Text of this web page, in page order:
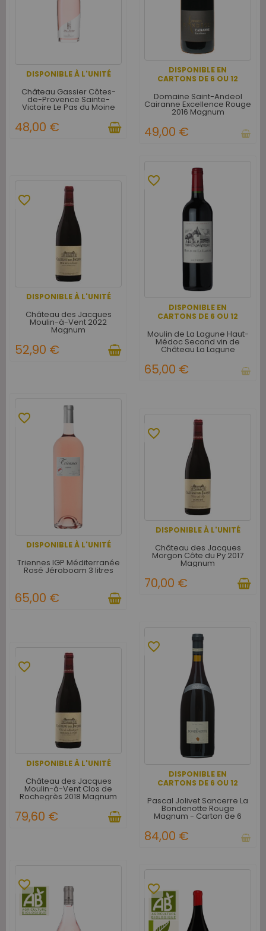
DISPONIBLE À L'UNITÉ
Château Gassier Côtes-
de-Provence Sainte-
Victoire Le Pas du Moine
48,00 €
DISPONIBLE EN
CARTONS DE 6 OU 12
Domaine Saint-Andeol
Cairanne Excellence Rouge
2016 Magnum
49,00 €
DISPONIBLE À L'UNITÉ
favorite_border
Château des Jacques
Moulin-à-Vent 2022
Magnum
52,90 €
DISPONIBLE EN
CARTONS DE 6 OU 12
favorite_border
Moulin de La Lagune Haut-
Médoc Second vin de
Château La Lagune
Magnum - Carton de 6
65,00 €
DISPONIBLE À L'UNITÉ
favorite_border
Triennes IGP Méditerranée
Rosé Jéroboam 3 litres
65,00 €
DISPONIBLE À L'UNITÉ
favorite_border
Château des Jacques
Morgon Côte du Py 2017
Magnum
70,00 €
DISPONIBLE À L'UNITÉ
favorite_border
Château des Jacques
Moulin-à-Vent Clos de
Rochegrès 2018 Magnum
79,60 €
DISPONIBLE EN
CARTONS DE 6 OU 12
favorite_border
Pascal Jolivet Sancerre La
Bondenotte Rouge
Magnum - Carton de 6
84,00 €
favorite_border favorite_border